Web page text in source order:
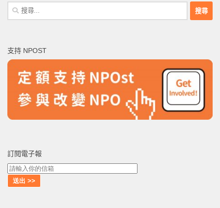
搜
尋
字:
支持 NPOST
訂閱電子報